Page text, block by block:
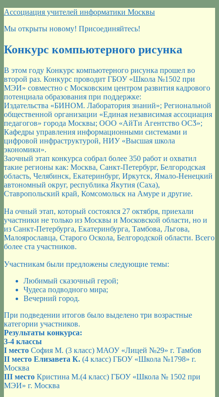
Перейти
содержимому
Ассоциация учителей информатики Москвы
Мы открыты новому! Присоединяйтесь!
Конкурс компьютерного рисунка
В этом году Конкурс компьютерного рисунка прошел во
второй раз. Конкурс проводит ГБОУ «Школа №1502 при
МЭИ» совместно с Московским центром развития кадрового
потенциала образования при поддержке:
Издательства «БИНОМ. Лаборатория знаний»; Региональной
общественной организации «Единая независимая ассоциация
педагогов» города Москвы; ООО «АйТи Агентство ОСӠ»;
Кафедры управления информационными системами и
цифровой инфраструктурой, НИУ «Высшая школа
экономики».
Заочный этап конкурса собрал более 350 работ и охватил
такие регионы как: Москва, Санкт-Петербург, Белгородская
область, Челябинск, Екатеринбург, Иркутск, Ямало-Ненецкий
автономный округ, республика Якутия (Саха),
Ставропольский край, Комсомольск на Амуре и другие.
На очный этап, который состоялся 27 октября, приехали
участники не только из Москвы и Московской области, но и
из Санкт-Петербурга, Екатеринбурга, Тамбова, Льгова,
Малоярославца, Старого Оскола, Белгородской области. Всего
более ста участников.
Участникам были предложены следующие темы:
Любимый сказочный герой;
Чудеса подводного мира;
Вечерний город.
При подведении итогов было выделено три возрастные
категории участников.
Результаты конкурса:
3-4 классы
I место София М. (3 класс) МАОУ «Лицей №29» г. Тамбов
II место Елизавета К. (4 класс) ГБОУ «Школа №1798» г.
Москва
III место Кристина М.(4 класс) ГБОУ «Школа № 1502 при
МЭИ» г. Москва